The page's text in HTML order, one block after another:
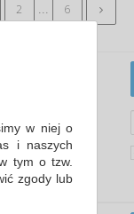
2
6
mineralizacji…
PLN
w niej o
i naszych
tym o tzw.
zgody lub